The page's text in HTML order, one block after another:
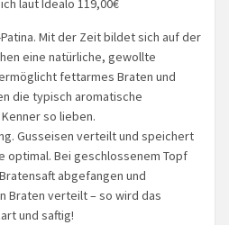
laut Idealo 119,00€
Mit der Zeit bildet sich auf der
eine natürliche, gewollte
fettarmes Braten und
die typisch aromatische
so lieben.
Gusseisen verteilt und speichert
optimal. Bei geschlossenem Topf
abgefangen und
Braten verteilt – so wird das
und saftig!